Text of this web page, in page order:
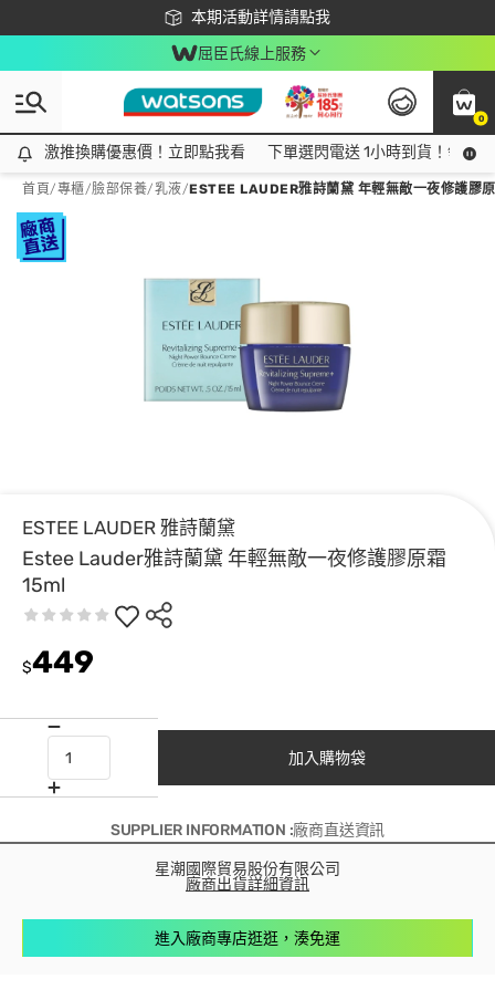
本期活動詳情請點我
下載app最高回饋$350
屈臣氏線上服務
0
激推換購優惠價！立即點我看
激推換購優惠價！立即點我看 下單選閃電送 1小時到貨！領神
首頁/專櫃/臉部保養/乳液/ESTEE LAUDER雅詩蘭黛 年輕無敵一夜修護膠
ESTEE LAUDER 雅詩蘭黛
Estee Lauder雅詩蘭黛 年輕無敵一夜修護膠原霜
15ml
$449
加入購物袋
SUPPLIER INFORMATION :廠商直送資訊
星潮國際貿易股份有限公司
廠商出貨詳細資訊
進入廠商專店逛逛，湊免運